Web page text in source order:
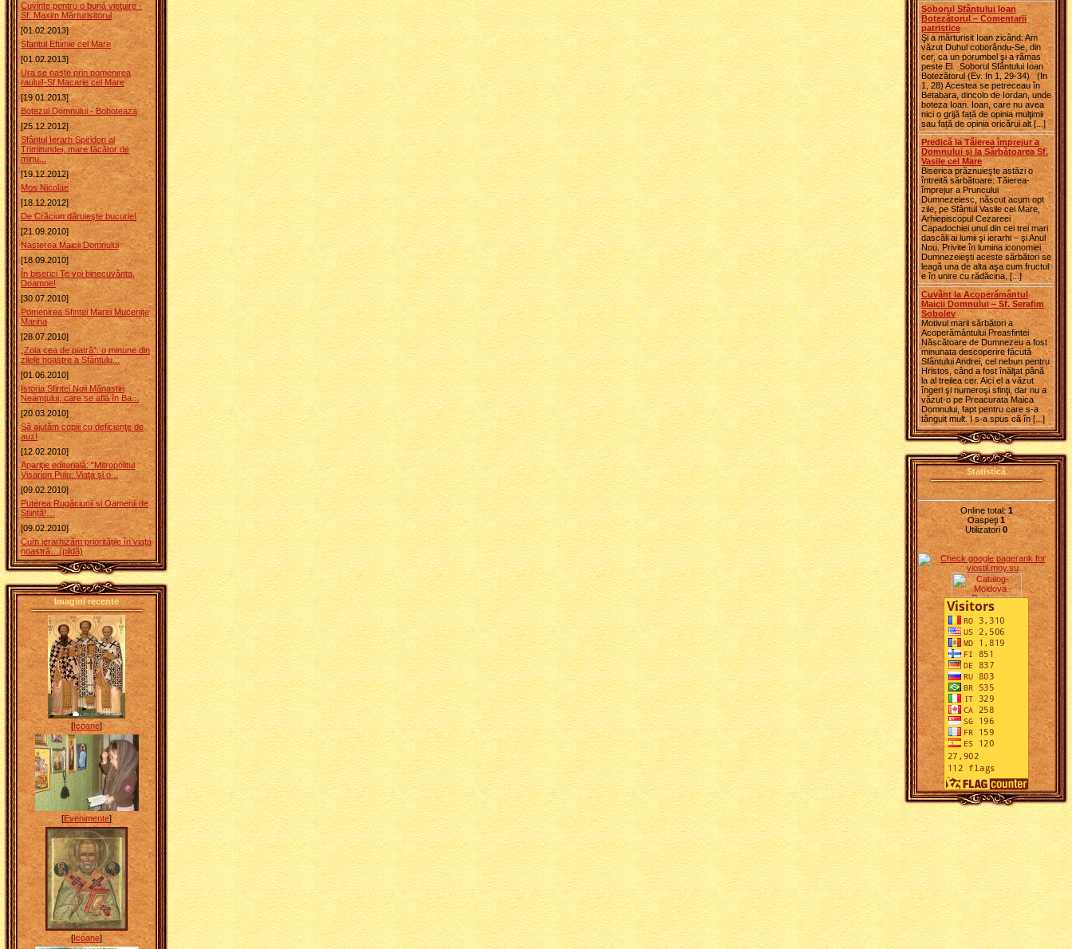
Cuvinte pentru o bună vieţuire -
Sf. Maxim Mărturisitorul
[01.02.2013]
Sfantul Eftimie cel Mare
[01.02.2013]
Ura se naste prin pomenirea
raului!-Sf.Macarie cel Mare
[19.01.2013]
Botezul Domnului - Boboteaza
[25.12.2012]
Sfântul Ierarh Spiridon al
Trimitundei, mare făcător de
minu...
[19.12.2012]
Mos Nicolae
[18.12.2012]
De Crăciun dăruieşte bucurie!
[21.09.2010]
Nasterea Maicii Domnului
[18.09.2010]
În biserici Te voi binecuvânta,
Doamne!
[30.07.2010]
Pomenirea Sfintei Marei Muceniţe
Marina
[28.07.2010]
„Zoia cea de piatră”: o minune din
zilele noastre a Sfântulu...
[01.06.2010]
Istoria Sfintei Noii Mănastiri
Neamţului, care se află în Ba...
[20.03.2010]
Să ajutăm copiii cu deficienţe de
auz!
[12.02.2010]
Apariţie editorială: "Mitropolitul
Visarion Puiu: Viaţa şi o...
[09.02.2010]
Puterea Rugăciunii și Oamenii de
Știință!…
[09.02.2010]
Cum ierarhizăm prioritățile în viața
noastră…(pildă)
Imagini recente
[Icoane]
[Evenimente]
[Icoane]
Soborul Sfântului Ioan
Botezătorul – Comentarii
patristice
Şi a mărturisit Ioan zicând: Am
văzut Duhul coborându-Se, din
cer, ca un porumbel şi a rămas
peste El. Soborul Sfântului Ioan
Botezătorul (Ev. In 1, 29-34) (In
1, 28) Acestea se petreceau în
Betabara, dincolo de Iordan, unde
boteza Ioan. Ioan, care nu avea
nici o grijă față de opinia mulţimii
sau față de opinia oricărui alt [...]
Predică la Tăierea împrejur a
Domnului şi la Sărbătoarea Sf.
Vasile cel Mare
Biserica prăznuieşte astăzi o
întreită sărbătoare: Tăierea-
împrejur a Pruncului
Dumnezeiesc, născut acum opt
zile, pe Sfântul Vasile cel Mare,
Arhiepiscopul Cezareei
Capadochiei unul din cei trei mari
dascăli ai lumii şi ierarhi – şi Anul
Nou. Privite în lumina iconomiei
Dumnezeieşti aceste sărbători se
leagă una de alta aşa cum fructul
e în unire cu rădăcina, [...]
Cuvânt la Acoperământul
Maicii Domnului ‒ Sf. Serafim
Sobolev
Motivul marii sărbători a
Acoperământului Preasfintei
Născătoare de Dumnezeu a fost
minunata descoperire făcută
Sfântului Andrei, cel nebun pentru
Hristos, când a fost înălţat până
la al treilea cer. Aici el a văzut
îngeri şi numeroşi sfinţi, dar nu a
văzut-o pe Preacurata Maica
Domnului, fapt pentru care s-a
tânguit mult. I s-a spus că în [...]
Statistică
Online total:1
Oaspeţi 1
Utilizatori 0